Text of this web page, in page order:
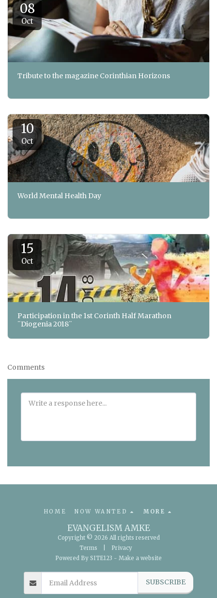
08
Oct
Tribute to the magazine Corinthian Horizons
10
Oct
World Mental Health Day
15
Oct
Participation in the 1st Corinth Half Marathon
¨Diogenia 2018¨
Comments
EVANGELISM AMKE
Copyright © 2026 All rights reserved
Terms
Privacy
Powered By SITE123 - Make a website
HOME NOW WANTED MORE
SUBSCRIBE